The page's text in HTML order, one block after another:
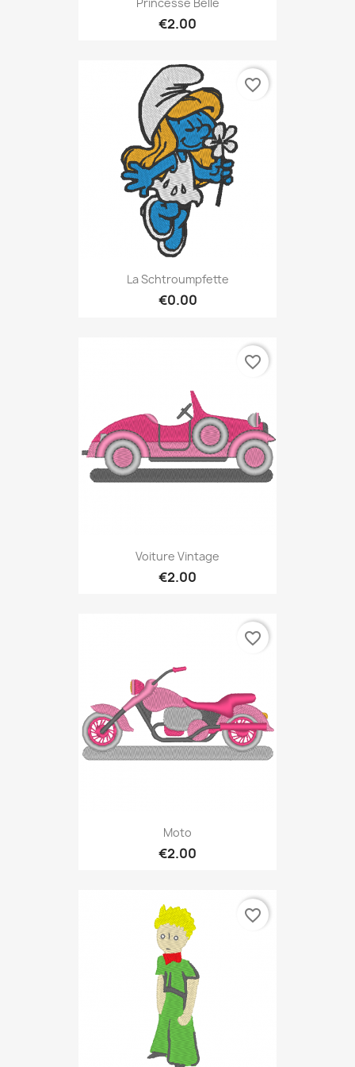
€2.00
La Schtroumpfette
€0.00
favorite_border
Voiture Vintage
€2.00
favorite_border
Moto
€2.00
favorite_border
favorite_border